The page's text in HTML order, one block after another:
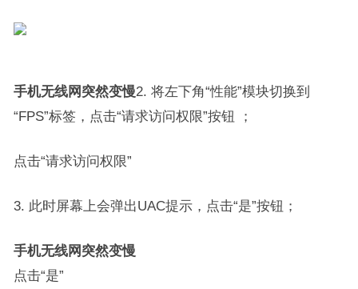
手机无线网突然变慢2. 将左下角“性能”模块切换到
“FPS”标签，点击“请求访问权限”按钮 ；
点击“请求访问权限”
3. 此时屏幕上会弹出UAC提示，点击“是”按钮；
手机无线网突然变慢
点击“是”